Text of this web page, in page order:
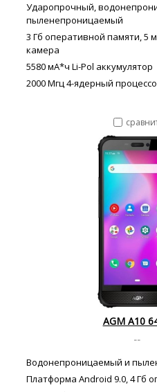
Ударопрочный,
пыленепроницаемый
3 Гб оперативной памяти, 5
камера
5580 мА*ч Li-Pol аккумулятор
2000 Мгц 4-ядерный
AGM A10
--
Водонепроницаемый и
Платформа Android 9.0, 4 Гб